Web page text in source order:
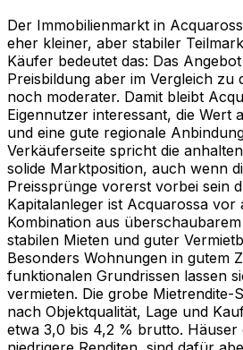
Der Immobilienmarkt in
eher kleiner, aber stabiler
Käufer bedeutet das: Das
Preisbildung aber im Vergleich
noch moderater. Damit bleibt
Eigennutzer interessant, die Wert
und eine gute regionale
Verkäuferseite spricht die
solide Marktposition, auch wenn
Preissprünge vorerst vorbei sein
Kapitalanleger ist Acquarossa vor
Kombination aus
stabilen Mieten und guter
Besonders Wohnungen in gutem
funktionalen Grundrissen lassen
vermieten. Die grobe Mietrendite-
nach Objektqualität, Lage und
etwa 3,0 bis 4,2 % brutto. Häuser